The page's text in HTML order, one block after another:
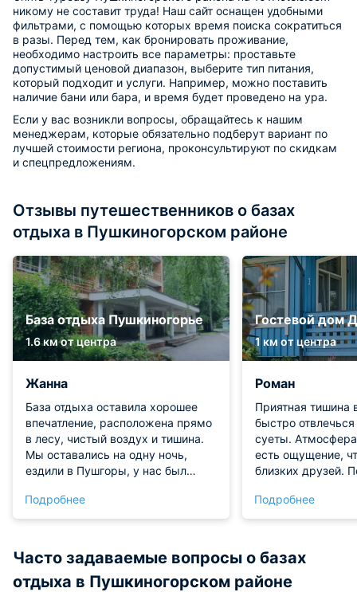
никому не составит труда! Наш сайт оснащен удобными
фильтрами, с помощью которых время поиска сократиться
в разы. Перед тем, как бронировать проживание,
необходимо настроить все параметры: проставьте
допустимый ценовой диапазон, выберите тип питания,
который подходит и услуги. Например, можно поставить
наличие бани или бара, и время будет проведено на ура.
Если у вас возникли вопросы, обращайтесь к нашим
менеджерам, которые обязательно подберут вариант по
лучшей стоимости региона, проконсультируют по скидкам
и спецпредложениям.
Отзывы путешественников о базах
отдыха в Пушкиногорском районе
База отдыха Пушкиногорье
1.6 км от центра
Жанна
База отдыха оставила хорошее
впечатление, расположена прямо
в лесу, чистый воздух и тишина.
Мы оставались на одну ночь,
ездили в Пушгоры, у нас был
этаже главного корпуса. В номере
было тепло, есть балкон, он нам
холодильника нет.
Подробнее
Гостевой дом
1 км от центра
Роман
Приятная тишина
быстро
суеты.
есть ощущение,
близких друзей.
воздухе, слышно
Внутри все
гостях. Сама
располагает к
отдыху и
Подробнее
Часто задаваемые вопросы о базах
отдыха в Пушкиногорском районе